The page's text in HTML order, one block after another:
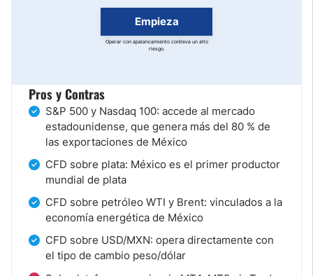
Empieza
Operar con apalancamiento conlleva un alto
riesgo.
Pros y Contras
S&P 500 y Nasdaq 100: accede al mercado
estadounidense, que genera más del 80 % de
las exportaciones de México
CFD sobre plata: México es el primer productor
mundial de plata
CFD sobre petróleo WTI y Brent: vinculados a la
economía energética de México
CFD sobre USD/MXN: opera directamente con
el tipo de cambio peso/dólar